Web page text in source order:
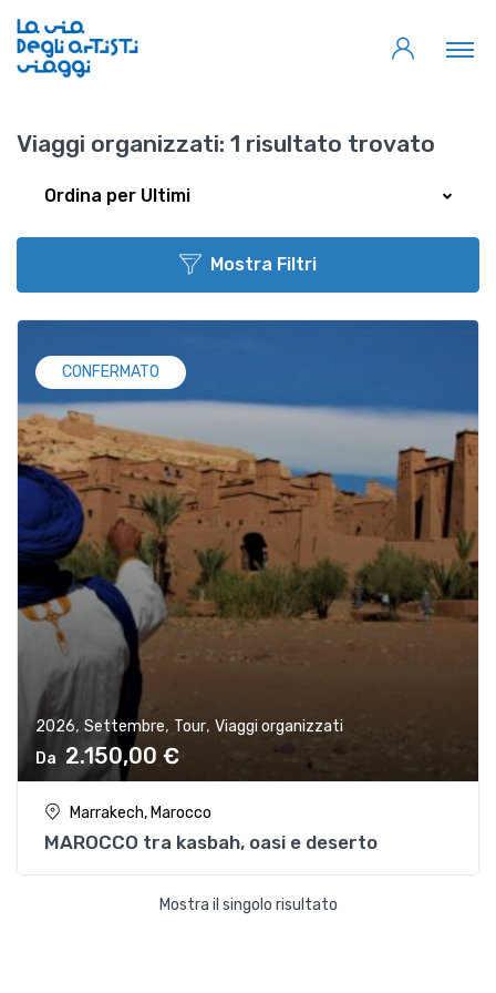
Viaggi organizzati: 1 risultato trovato
Ordina per Ultimi
Mostra Filtri
CONFERMATO
2026, Settembre, Tour, Viaggi organizzati
2.150,00 €
Marrakech, Marocco
MAROCCO tra kasbah, oasi e deserto
Mostra il singolo risultato